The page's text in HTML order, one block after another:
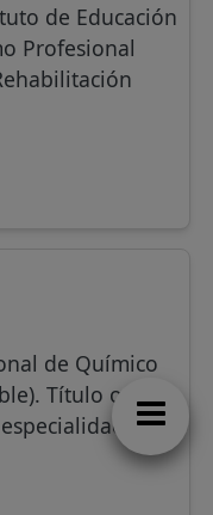
de Educación
Profesional
de Químico
Título o